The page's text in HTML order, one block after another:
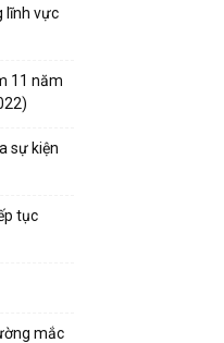
lĩnh vực
11 năm
sự kiện
tục
mắc